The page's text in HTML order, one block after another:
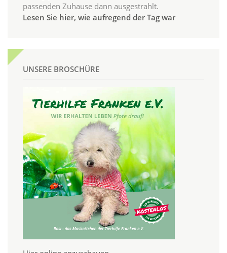
passenden Zuhause dann ausgestrahlt.
Lesen Sie hier, wie aufregend der Tag war
UNSERE BROSCHÜRE